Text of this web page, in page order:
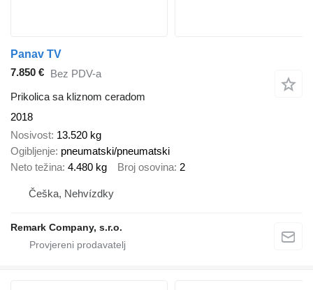
Panav TV
7.850 € Bez PDV-a
Prikolica sa kliznom ceradom
2018
Nosivost 13.520 kg
Ogibljenje pneumatski/pneumatski
Neto težina 4.480 kg Broj osovina 2
Češka, Nehvízdky
Remark Company, s.r.o.